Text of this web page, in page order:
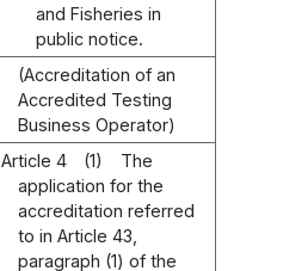
and Fisheries in
public notice.
(Accreditation of an
Accredited Testing
Business Operator)
Article 4 (1)
The
application for the
accreditation referred
to in Article 43,
paragraph (1) of the